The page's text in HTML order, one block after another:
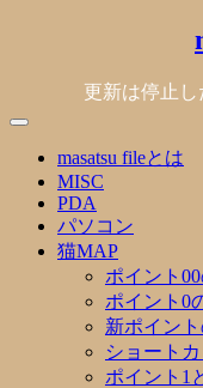
更新は停止
masatsu fileとは
MISC
PDA
パソコン
猫MAP
ポイント
ポイント0
新ポイン
ショート
ポイント1